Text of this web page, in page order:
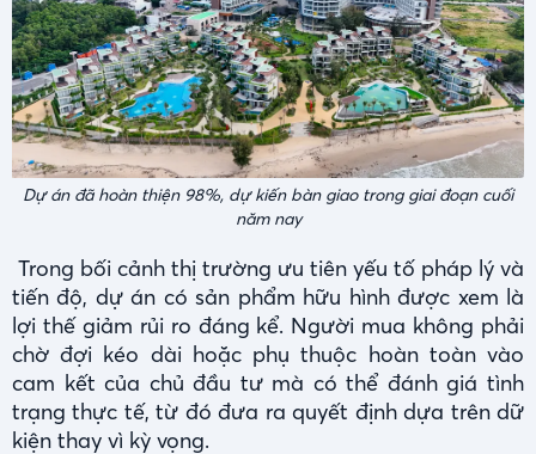
Dự án đã hoàn thiện 98%, dự kiến bàn giao trong giai đoạn cuối
năm nay
Trong bối cảnh thị trường ưu tiên yếu tố pháp lý và
tiến độ, dự án có sản phẩm hữu hình được xem là
lợi thế giảm rủi ro đáng kể. Người mua không phải
chờ đợi kéo dài hoặc phụ thuộc hoàn toàn vào
cam kết của chủ đầu tư mà có thể đánh giá tình
trạng thực tế, từ đó đưa ra quyết định dựa trên dữ
kiện thay vì kỳ vọng.